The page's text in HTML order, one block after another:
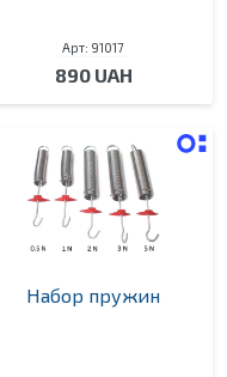
Арт: 91017
890 UAH
Набор пружин